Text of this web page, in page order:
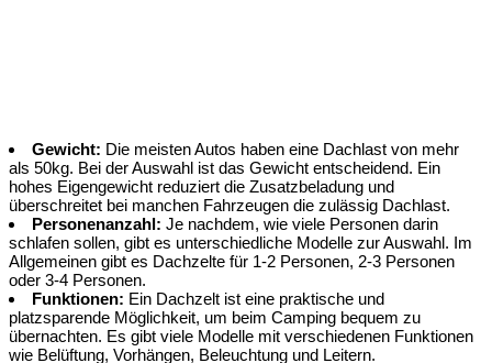
Gewicht: Die meisten Autos haben eine Dachlast von mehr
als 50kg. Bei der Auswahl ist das Gewicht entscheidend. Ein
hohes Eigengewicht reduziert die Zusatzbeladung und
überschreitet bei manchen Fahrzeugen die zulässig Dachlast.
Personenanzahl: Je nachdem, wie viele Personen darin
schlafen sollen, gibt es unterschiedliche Modelle zur Auswahl. Im
Allgemeinen gibt es Dachzelte für 1-2 Personen, 2-3 Personen
oder 3-4 Personen.
Funktionen: Ein Dachzelt ist eine praktische und
platzsparende Möglichkeit, um beim Camping bequem zu
übernachten. Es gibt viele Modelle mit verschiedenen Funktionen
wie Belüftung, Vorhängen, Beleuchtung und Leitern.